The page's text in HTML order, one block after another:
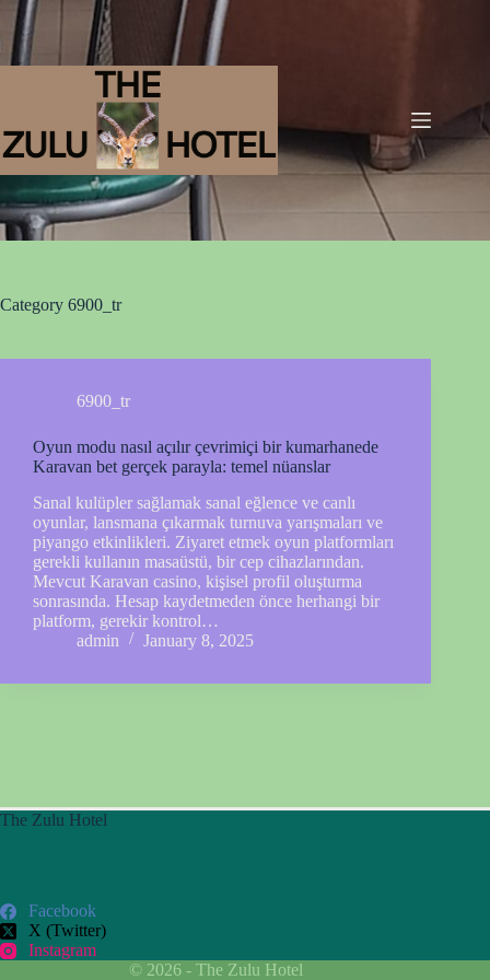
Category 6900_tr
6900_tr
Oyun modu nasıl açılır çevrimiçi bir kumarhanede
Karavan bet gerçek parayla: temel nüanslar
Sanal kulüpler sağlamak sanal eğlence ve canlı
oyunlar, lansmana çıkarmak turnuva yarışmaları ve
piyango etkinlikleri. Ziyaret etmek oyun platformları
gerekli kullanın masaüstü, bir cep cihazlarından.
Mevcut Karavan casino, kişisel profil oluşturma
sonrasında. Hesap kaydetmeden önce herhangi bir
platform, gerekir kontrol…
admin
January 8, 2025
The Zulu Hotel
Facebook
X (Twitter)
Instagram
© 2026 - The Zulu Hotel